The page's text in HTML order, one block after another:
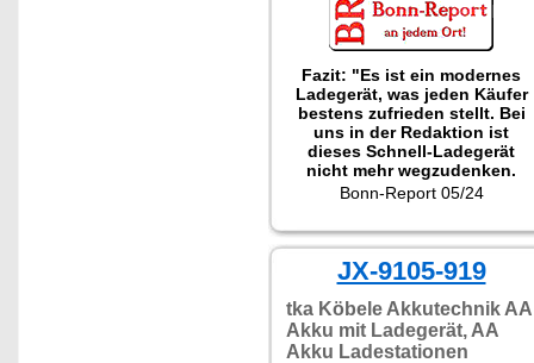
Fazit: "Es ist ein modernes
Ladegerät, was jeden Käufer
bestens zufrieden stellt. Bei
uns in der Redaktion ist
dieses Schnell-Ladegerät
nicht mehr wegzudenken.
Auch bei Urlaubsreisen sollte
dieser Auflader nicht fehlen."
Getestet wurde PX-8933
Bonn-Report 05/24
JX-9105-919
tka Köbele Akkutechnik AA
Akku mit Ladegerät, AA
Akku Ladestationen